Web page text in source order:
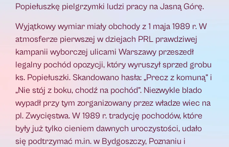
Popiełuszkę pielgrzymki ludzi pracy na Jasną Górę.
Wyjątkowy wymiar miały obchody z 1 maja 1989 r. W
atmosferze pierwszej w dziejach PRL prawdziwej
kampanii wyborczej ulicami Warszawy przeszedł
legalny pochód opozycji, który wyruszył sprzed grobu
ks. Popiełuszki. Skandowano hasła: „Precz z komuną” i
„Nie stój z boku, chodź na pochód”. Niezwykle blado
wypadł przy tym zorganizowany przez władze wiec na
pl. Zwycięstwa. W 1989 r. tradycję pochodów, które
były już tylko cieniem dawnych uroczystości, udało
się podtrzymać m.in. w Bydgoszczy, Poznaniu i